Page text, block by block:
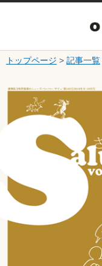
本文へ
ニ
ュ
ー
く
トップページ > 記事一覧